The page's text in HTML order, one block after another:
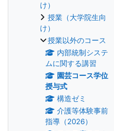
け）
授業（大学院生向
け）
授業以外のコース
内部統制システ
ムに関する講習
園芸コース学位
授与式
構造ゼミ
介護等体験事前
指導（2026）